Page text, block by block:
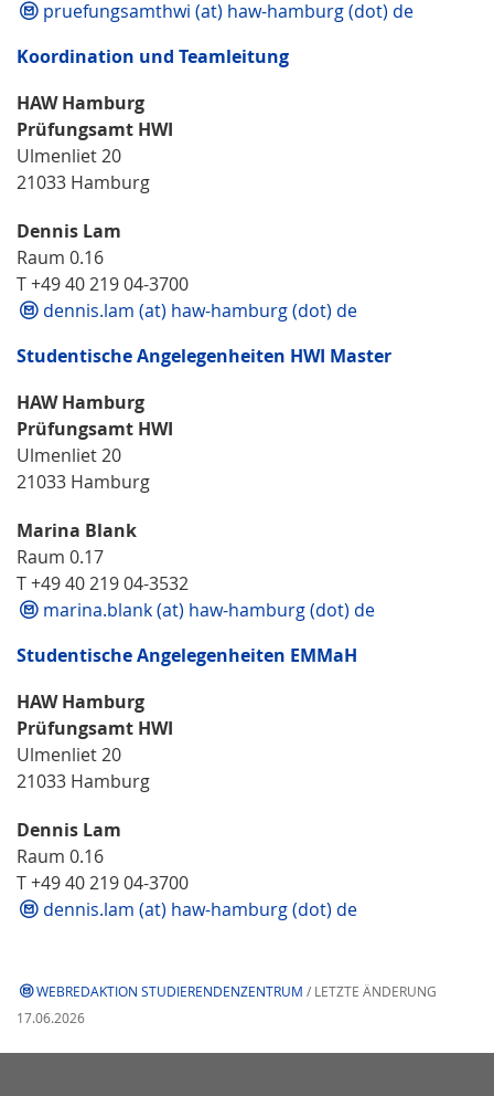
Studentische Angelegenheiten EMMaH
HAW Hamburg
Prüfungsamt HWI
Ulmenliet 20
21033 Hamburg
Dennis Lam
Raum 0.16
T +49 40 219 04-3700
dennis.lam (at) haw-hamburg (dot) de
Studentische Angelegenheiten HWI Master
HAW Hamburg
Prüfungsamt HWI
Ulmenliet 20
21033 Hamburg
Marina Blank
Raum 0.17
T +49 40 219 04-3532
marina.blank (at) haw-hamburg (dot) de
pruefungsamthwi (at) haw-hamburg (dot) de
Koordination und Teamleitung
HAW Hamburg
Prüfungsamt HWI
Ulmenliet 20
21033 Hamburg
Dennis Lam
Raum 0.16
T +49 40 219 04-3700
dennis.lam (at) haw-hamburg (dot) de
WEBREDAKTION STUDIERENDENZENTRUM / LETZTE ÄNDERUNG
17.06.2026